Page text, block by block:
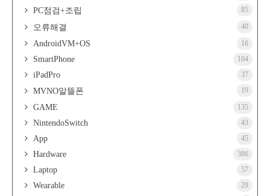
PC점검+조립 85
오류해결 40
AndroidVM+OS 16
SmartPhone 104
iPadPro 37
MVNO알뜰폰 19
GAME 135
NintendoSwitch 43
App 45
Hardware 386
Laptop 57
Wearable 29